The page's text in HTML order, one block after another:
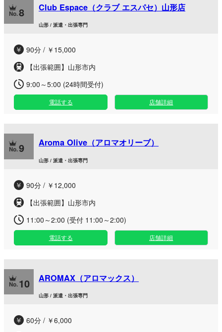
8 Club Espace（クラブ エスパセ）山形店
山形 / 派遣・出張専門
90分 / ￥15,000
【出張範囲】山形市内
9:00～5:00 (24時間受付)
電話する 店舗詳細
9 Aroma Olive（アロマオリーブ）
山形 / 派遣・出張専門
90分 / ￥12,000
【出張範囲】山形市内
11:00～2:00 (受付 11:00～2:00)
電話する 店舗詳細
10 AROMAX（アロマックス）
山形 / 派遣・出張専門
60分 / ￥6,000